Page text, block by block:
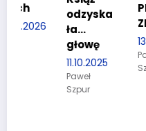
odzyska
ła…
11.10.2025
PIENIĄD
13.05.2024
Szpur